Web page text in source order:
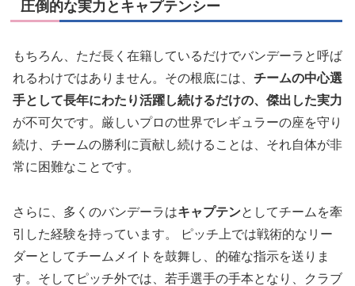
圧倒的な実力とキャプテンシー
もちろん、ただ長く在籍しているだけでバンデーラと呼ば
れるわけではありません。その根底には、 チームの中心選
手として長年にわたり活躍し続けるだけの、傑出した実力
が不可欠です。厳しいプロの世界でレギュラーの座を守り
続け、チームの勝利に貢献し続けることは、それ自体が非
常に困難なことです。
さらに、多くのバンデーラはキャプテンとしてチームを牽
引した経験を持っています。 ピッチ上では戦術的なリー
ダーとしてチームメイトを鼓舞し、的確な指示を送りま
す。そしてピッチ外では、若手選手の手本となり、クラブ